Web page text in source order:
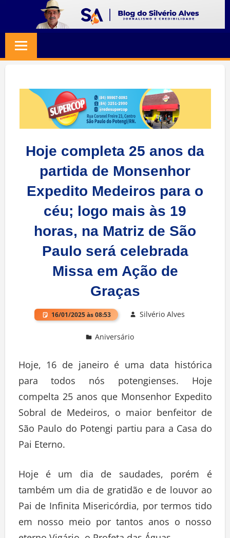
content
SILVERIO
ALVES
Jornalismo
Credibilidade
Hoje completa 25 anos da
partida de Monsenhor
Expedito Medeiros para o
céu; logo mais às 19
horas, na Matriz de São
Paulo será celebrada
Missa em Ação de
Graças
16/01/2025 às 08:53 Silvério Alves
Aniversário
Hoje, 16 de janeiro é uma data histórica
para todos nós potengienses. Hoje
compelta 25 anos que Monsenhor Expedito
Sobral de Medeiros, o maior benfeitor de
São Paulo do Potengi partiu para a Casa do
Pai Eterno.
Hoje é um dia de saudades, porém é
também um dia de gratidão e de louvor ao
Pai de Infinita Misericórdia, por termos tido
em nosso meio por tantos anos o nosso